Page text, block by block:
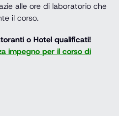
alle ore di laboratorio che
il corso.
o Hotel qualificati!
impegno per il corso di